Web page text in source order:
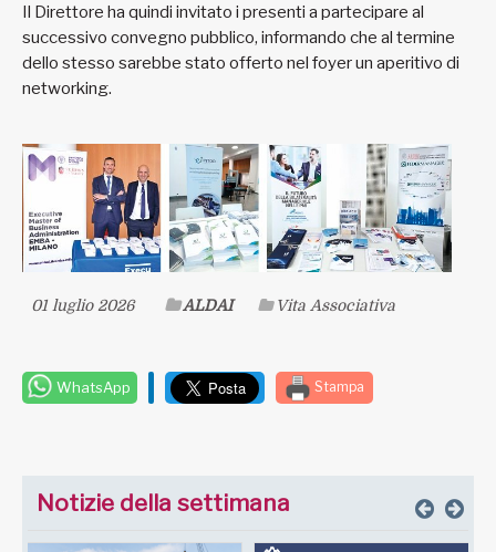
Il Direttore ha quindi invitato i presenti a partecipare al
successivo convegno pubblico, informando che al termine
dello stesso sarebbe stato offerto nel foyer un aperitivo di
networking.
01 luglio 2026 ALDAI Vita Associativa
WhatsApp Stampa
Notizie della settimana